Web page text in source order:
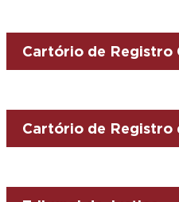
Cartório de Registro
Cartório de Registro